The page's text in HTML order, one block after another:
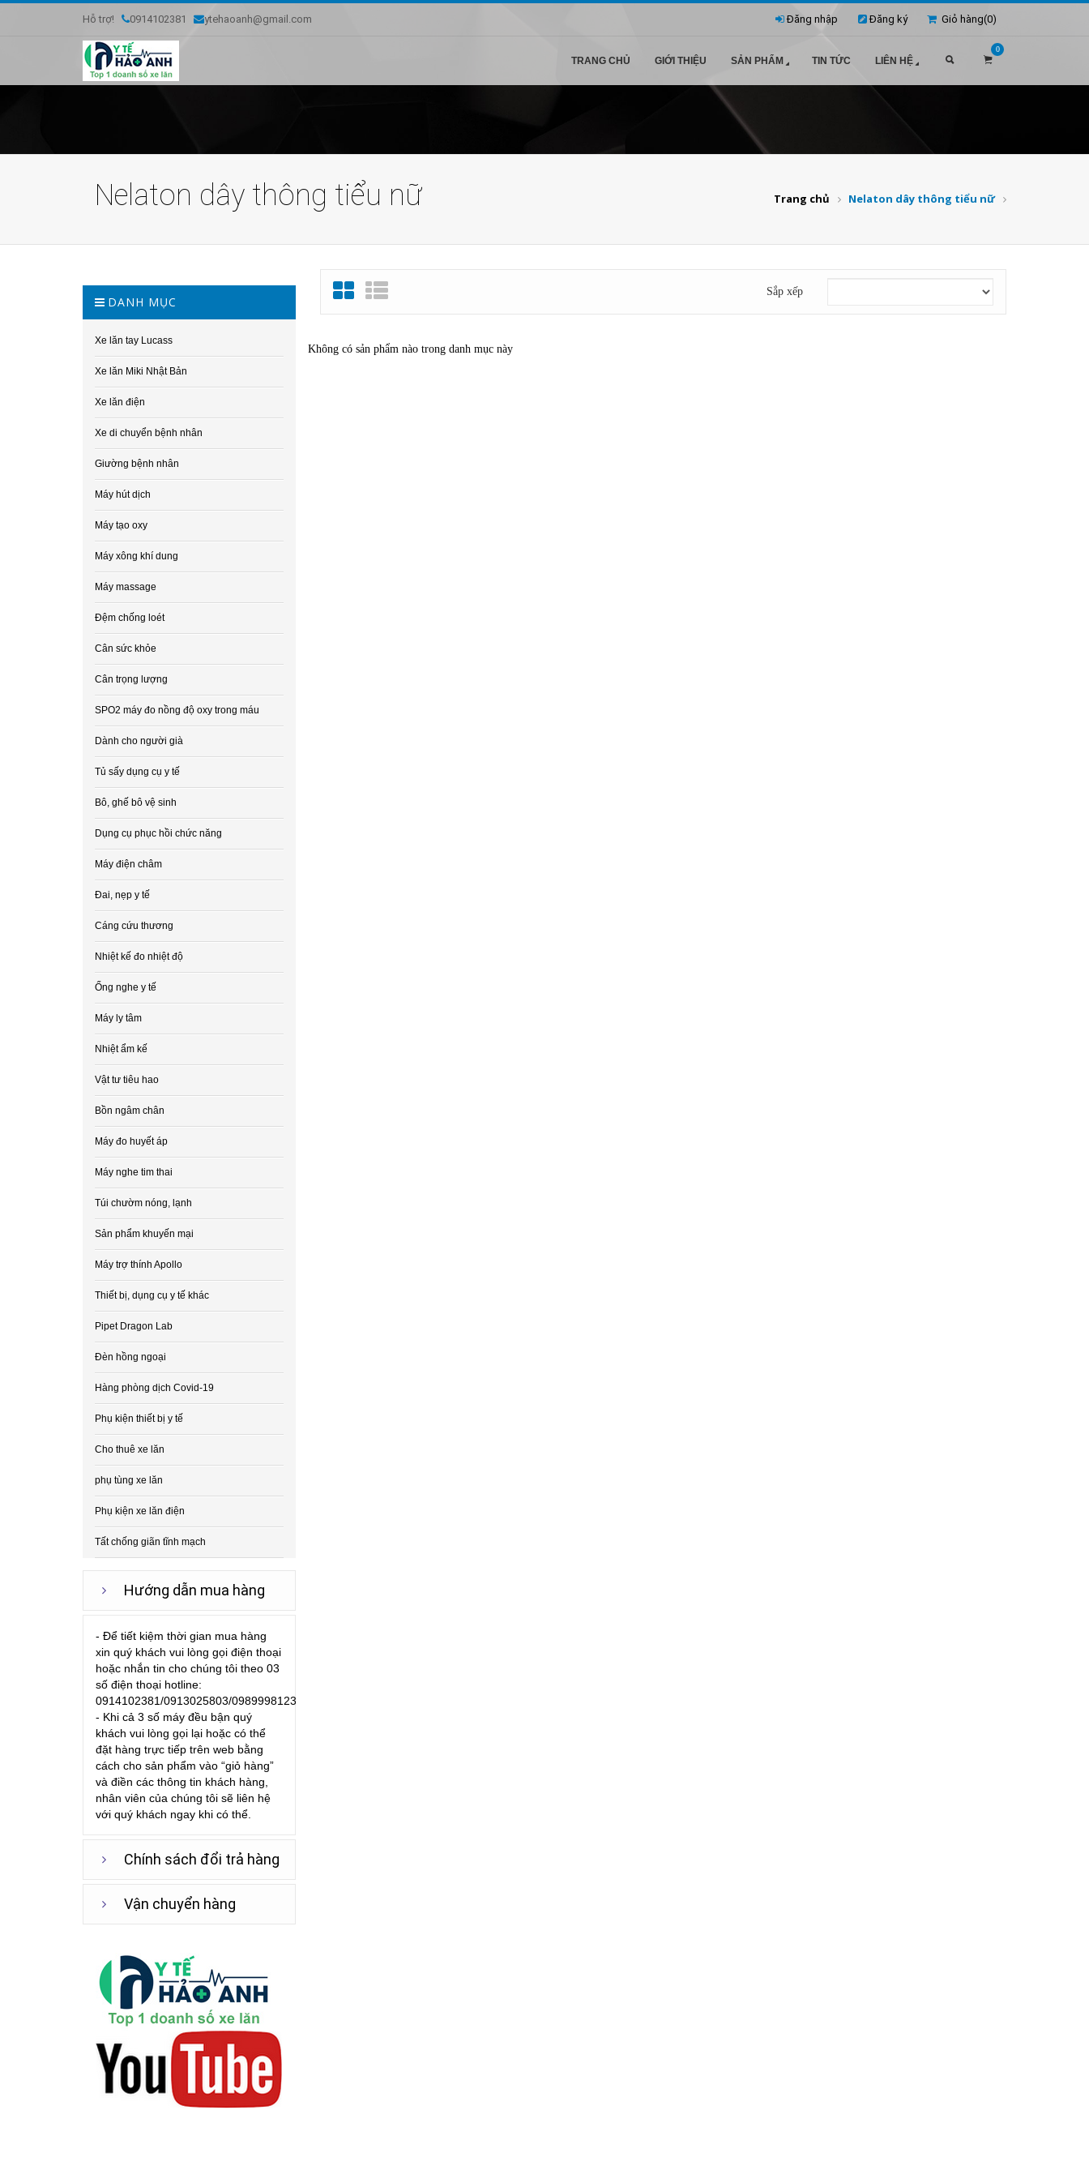
Hỗ trợ! 0914102381 ytehaoanh@gmail.com Giỏ hàng(0)
Đăng nhập Đăng ký
0
TRANG CHỦ GIỚI THIỆU SẢN PHẨM TIN TỨC LIÊN HỆ
Nelaton dây thông tiểu nữ Trang chủ Nelaton dây thông tiểu nữ
DANH MỤC
Xe lăn tay Lucass
Xe lăn Miki Nhật Bản
Xe lăn điện
Xe di chuyển bệnh nhân
Giường bệnh nhân
Máy hút dịch
Máy tạo oxy
Máy xông khí dung
Máy massage
Đệm chống loét
Cân sức khỏe
Cân trọng lượng
SPO2 máy đo nồng độ oxy trong máu
Dành cho người già
Tủ sấy dụng cụ y tế
Bô, ghế bô vệ sinh
Dụng cụ phục hồi chức năng
Máy điện châm
Đai, nẹp y tế
Cáng cứu thương
Nhiệt kế đo nhiệt độ
Ống nghe y tế
Máy ly tâm
Nhiệt ẩm kế
Vật tư tiêu hao
Bồn ngâm chân
Máy đo huyết áp
Máy nghe tim thai
Túi chườm nóng, lạnh
Sản phẩm khuyến mại
Máy trợ thính Apollo
Thiết bị, dụng cụ y tế khác
Pipet Dragon Lab
Đèn hồng ngoại
Hàng phòng dịch Covid-19
Phụ kiện thiết bị y tế
Cho thuê xe lăn
phụ tùng xe lăn
Phụ kiện xe lăn điện
Tất chống giãn tĩnh mạch
Hướng dẫn mua hàng
- Để tiết kiệm thời gian mua hàng
xin quý khách vui lòng gọi điện thoại
hoặc nhắn tin cho chúng tôi theo 03
số điện thoại hotline:
0914102381/0913025803/0989998123
- Khi cả 3 số máy đều bận quý
khách vui lòng gọi lại hoặc có thể
đặt hàng trực tiếp trên web bằng
cách cho sản phẩm vào “giỏ hàng”
và điền các thông tin khách hàng,
nhân viên của chúng tôi sẽ liên hệ
với quý khách ngay khi có thể.
Chính sách đổi trả hàng
Vận chuyển hàng
Sắp xếp
Không có sản phẩm nào trong danh mục này